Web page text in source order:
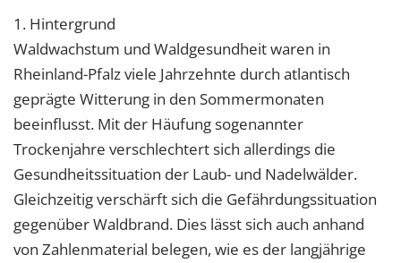
1. Hintergrund
Waldwachstum und Waldgesundheit waren in
Rheinland-Pfalz viele Jahrzehnte durch atlantisch
geprägte Witterung in den Sommermonaten
beeinflusst. Mit der Häufung sogenannter
Trockenjahre verschlechtert sich allerdings die
Gesundheitssituation der Laub- und Nadelwälder.
Gleichzeitig verschärft sich die Gefährdungssituation
gegenüber Waldbrand. Dies lässt sich auch anhand
von Zahlenmaterial belegen, wie es der langjährige
Einverständnis-Cookie
Name:
cookie_consent
Zweck:
Dieser Cookie speichert die ausgewählten
Einverständnis-Optionen des Benutzers
Cookie Laufzeit:
1 Jahr